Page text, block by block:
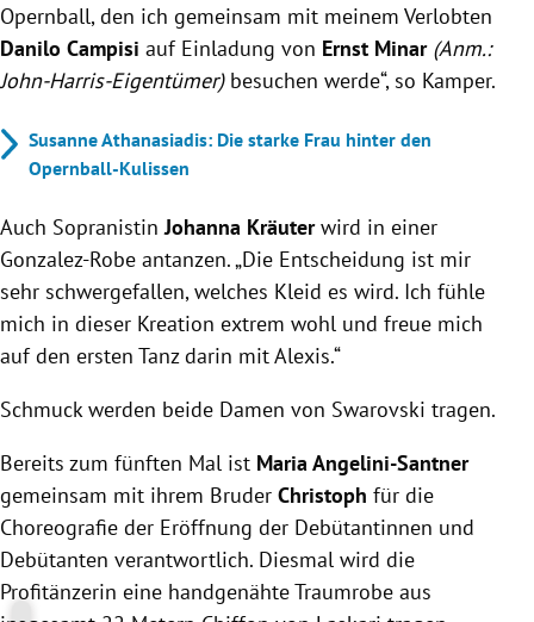
Opernball, den ich gemeinsam mit meinem Verlobten
Danilo Campisi auf Einladung von Ernst Minar (Anm.:
John-Harris-Eigentümer)besuchen werde“, so Kamper.
Susanne Athanasiadis: Die starke Frau hinter den
Opernball-Kulissen
Auch SopranistinJohanna Kräuterwird in einer
Gonzalez-Robe antanzen. „Die Entscheidung ist mir
sehr schwergefallen, welches Kleid es wird. Ich fühle
mich in dieser Kreation extrem wohl und freue mich
auf den ersten Tanz darin mit Alexis.“
Schmuck werden beide Damen von Swarovski tragen.
Bereits zum fünften Mal ist Maria Angelini-Santner
gemeinsam mit ihrem Bruder Christoph für die
Choreografie der Eröffnung der Debütantinnen und
Debütanten verantwortlich. Diesmal wird die
Profitänzerin eine handgenähte Traumrobe aus